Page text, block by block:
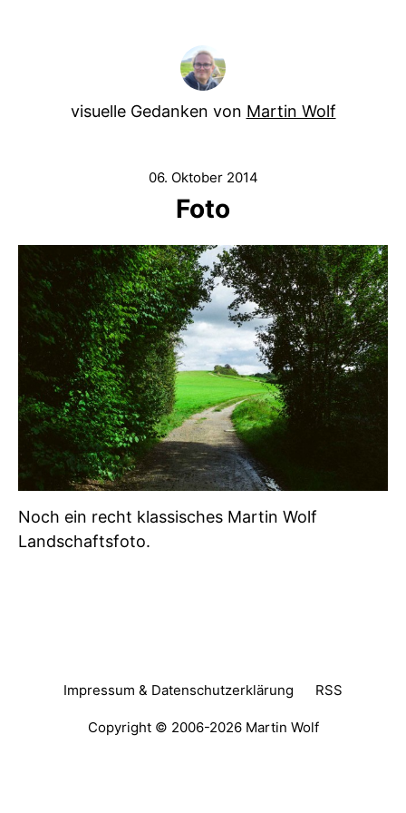
visuelle Gedanken von Martin Wolf
06. Oktober 2014
Foto
Noch ein recht klassisches Martin Wolf
Landschaftsfoto.
Impressum & Datenschutzerklärung RSS
Copyright © 2006-2026 Martin Wolf